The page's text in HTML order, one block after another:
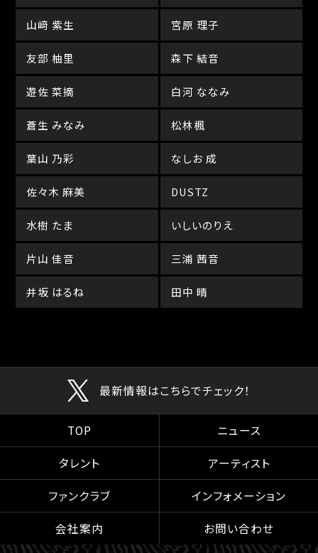
山﨑 紫生 宮原 理子
友部 柚里 森下 結音
遊佐 菜摘 白河 ななみ
蒼生 みなみ 松林楓
葉山 乃彩 なしお 成
佐々木 麻美 DUSTZ
水樹 たま いしいのりえ
片山 佳音 三浦 茜音
井坂 はるね 田中 晴
最新情報はこちらでチェック！
TOP
ニュース
タレント
アーティスト
ファンクラブ
インフォメーション
会社案内
お問い合わせ